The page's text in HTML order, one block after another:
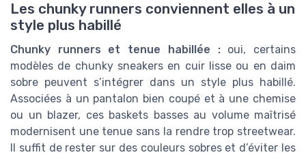
Les chunky runners conviennent elles à un
style plus habillé
Chunky runners et tenue habillée :oui, certains
modèles de chunky sneakers en cuir lisse ou en daim
sobre peuvent s’intégrer dans un style plus habillé.
Associées à un pantalon bien coupé et à une chemise
ou un blazer, ces baskets basses au volume maîtrisé
modernisent une tenue sans la rendre trop streetwear.
Il suffit de rester sur des couleurs sobres et d’éviter les